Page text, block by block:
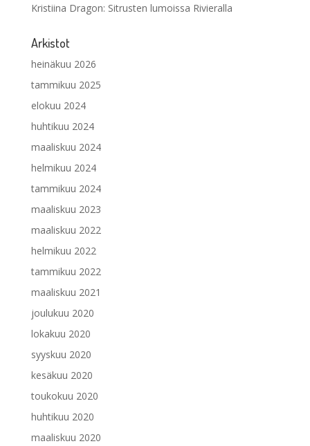
Kristiina Dragon: Sitrusten lumoissa Rivieralla
Arkistot
heinäkuu 2026
tammikuu 2025
elokuu 2024
huhtikuu 2024
maaliskuu 2024
helmikuu 2024
tammikuu 2024
maaliskuu 2023
maaliskuu 2022
helmikuu 2022
tammikuu 2022
maaliskuu 2021
joulukuu 2020
lokakuu 2020
syyskuu 2020
kesäkuu 2020
toukokuu 2020
huhtikuu 2020
maaliskuu 2020